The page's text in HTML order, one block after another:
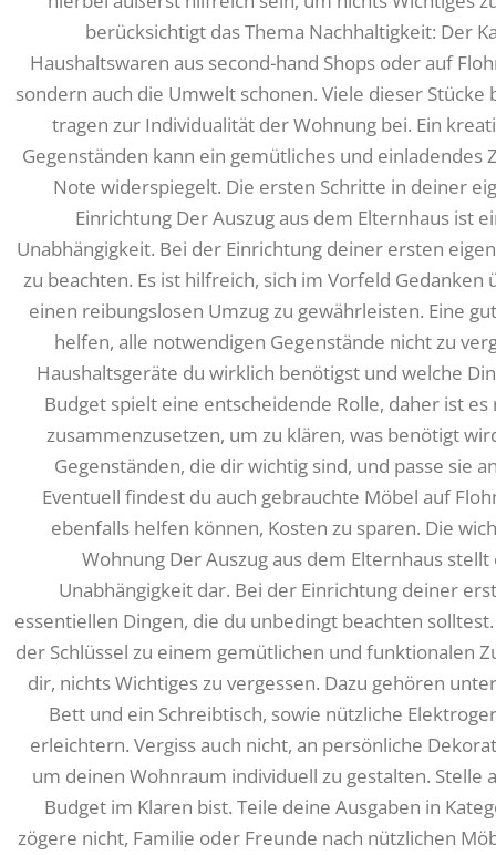
berücksichtigt das Thema Nachhaltigkeit: Der
Haushaltswaren aus second-hand Shops oder auf
sondern auch die Umwelt schonen. Viele dieser
tragen zur Individualität der Wohnung bei. Ein
Gegenständen kann ein gemütliches und einladendes
Note widerspiegelt. Die ersten Schritte in deiner
Einrichtung Der Auszug aus dem Elternhaus ist
Unabhängigkeit. Bei der Einrichtung deiner ersten
zu beachten. Es ist hilfreich, sich im Vorfeld
einen reibungslosen Umzug zu gewährleisten. Eine
helfen, alle notwendigen Gegenstände nicht zu
Haushaltsgeräte du wirklich benötigst und welche
Budget spielt eine entscheidende Rolle, daher ist
zusammenzusetzen, um zu klären, was benötigt
Gegenständen, die dir wichtig sind, und passe sie
Eventuell findest du auch gebrauchte Möbel auf
ebenfalls helfen können, Kosten zu sparen. Die
Wohnung Der Auszug aus dem Elternhaus
Unabhängigkeit dar. Bei der Einrichtung deiner
essentiellen Dingen, die du unbedingt beachten
der Schlüssel zu einem gemütlichen und funktionalen
dir, nichts Wichtiges zu vergessen. Dazu gehören
Bett und ein Schreibtisch, sowie nützliche
erleichtern. Vergiss auch nicht, an persönliche
um deinen Wohnraum individuell zu gestalten. Stelle
Budget im Klaren bist. Teile deine Ausgaben in
zögere nicht, Familie oder Freunde nach nützlichen